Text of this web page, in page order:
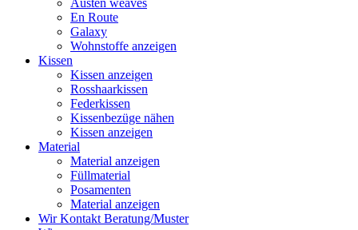
Austen weaves
En Route
Galaxy
Wohnstoffe anzeigen
Kissen
Kissen anzeigen
Rosshaarkissen
Federkissen
Kissenbezüge nähen
Kissen anzeigen
Material
Material anzeigen
Füllmaterial
Posamenten
Material anzeigen
WirKontakt Beratung/Muster